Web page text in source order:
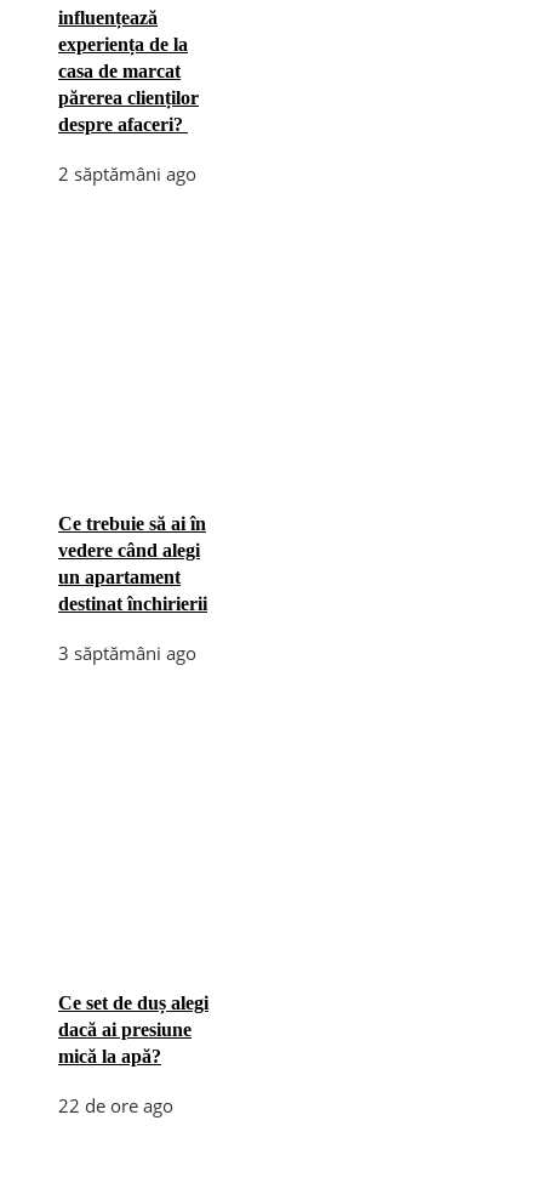
influențează
experiența de la
casa de marcat
părerea clienților
despre afaceri?
2 săptămâni ago
Ce trebuie să ai în
vedere când alegi
un apartament
destinat închirierii
3 săptămâni ago
Ce set de duș alegi
dacă ai presiune
mică la apă?
22 de ore ago